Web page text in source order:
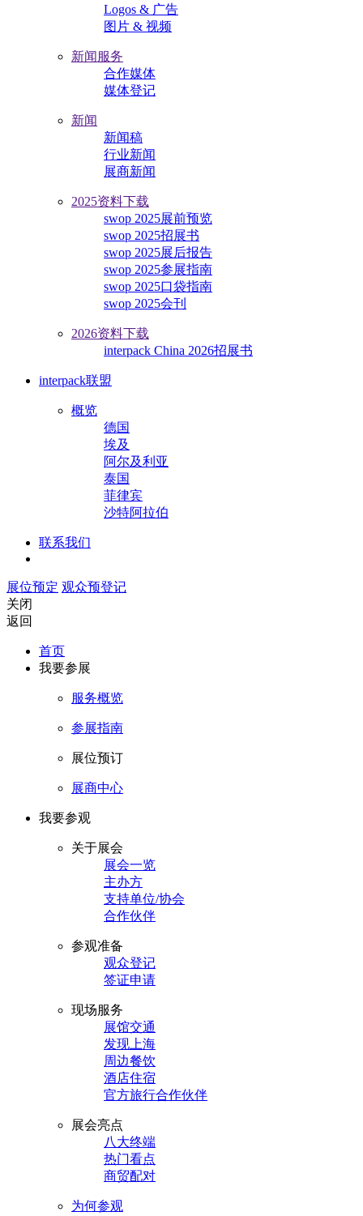
Logos & 广告
图片 & 视频
新闻服务
合作媒体
媒体登记
新闻
新闻稿
行业新闻
展商新闻
2025资料下载
swop 2025展前预览
swop 2025招展书
swop 2025展后报告
swop 2025参展指南
swop 2025口袋指南
swop 2025会刊
2026资料下载
interpack China 2026招展书
interpack联盟
概览
德国
埃及
阿尔及利亚
泰国
菲律宾
沙特阿拉伯
联系我们
展位预定 观众预登记
关闭
返回
首页
我要参展
服务概览
参展指南
展位预订
展商中心
我要参观
关于展会
展会一览
主办方
支持单位/协会
合作伙伴
参观准备
观众登记
签证申请
现场服务
展馆交通
发现上海
周边餐饮
酒店住宿
官方旅行合作伙伴
展会亮点
八大终端
热门看点
商贸配对
为何参观